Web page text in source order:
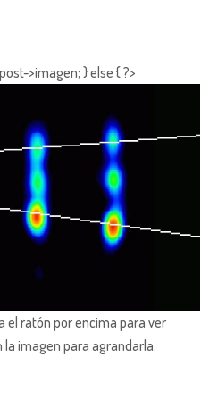
>imagen; } else { ?>
el ratón por encima para ver
la imagen para agrandarla.